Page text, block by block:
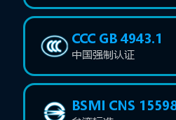
CCC GB 4943.1
中国强制认证
BSMI CNS